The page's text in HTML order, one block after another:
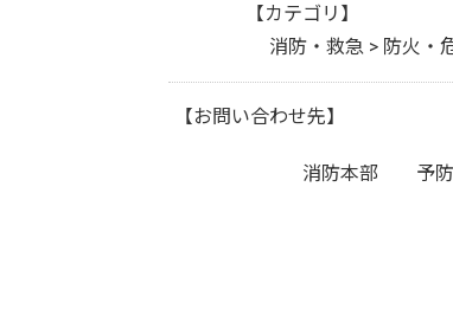
【カテゴリ】
消防・救急 > 防火・
【お問い合わせ先】
消防本部 予防